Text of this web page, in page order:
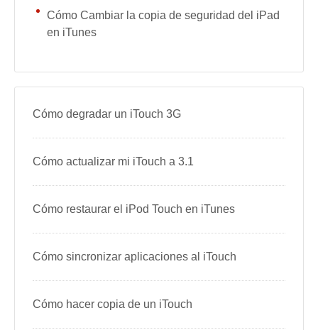
Cómo Cambiar la copia de seguridad del iPad
en iTunes
Cómo degradar un iTouch 3G
Cómo actualizar mi iTouch a 3.1
Cómo restaurar el iPod Touch en iTunes
Cómo sincronizar aplicaciones al iTouch
Cómo hacer copia de un iTouch